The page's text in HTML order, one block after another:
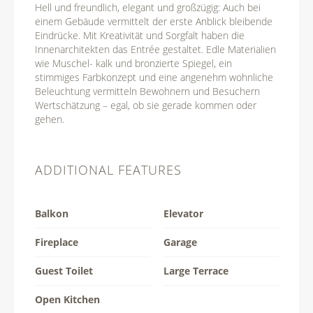
Hell und freundlich, elegant und großzügig: Auch bei
einem Gebäude vermittelt der erste Anblick bleibende
Eindrücke. Mit Kreativität und Sorgfalt haben die
Innenarchitekten das Entrée gestaltet. Edle Materialien
wie Muschel- kalk und bronzierte Spiegel, ein
stimmiges Farbkonzept und eine angenehm wohnliche
Beleuchtung vermitteln Bewohnern und Besuchern
Wertschätzung – egal, ob sie gerade kommen oder
gehen.
ADDITIONAL FEATURES
Balkon Elevator
Fireplace Garage
Guest Toilet Large Terrace
Open Kitchen